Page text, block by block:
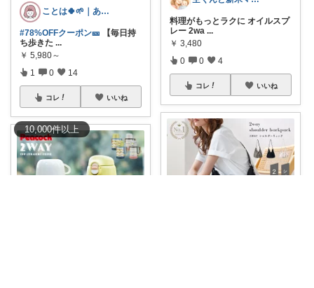
10,000件以上
ことは🍀🌱｜ありがとうございます✨
#78%OFFクーポン🎫 【毎日持
ち歩きた ...
￥ 5,980～
1 0 14
コレ いいね
料理がもっとラクに オイルスプ
レー 2wa ...
￥ 3,480
0 0 4
コレ いいね